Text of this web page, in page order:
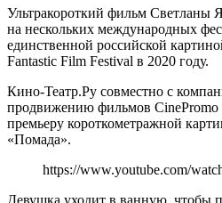
Ультракороткий фильм Светланы
на нескольких международных
единственной российской
Fantastic Film Festival в 2020 году.
Кино-Театр.Ру совместно с
продвижению фильмов CinePromo
премьеру короткометражной
«Помада».
https://www.youtube.com/
Девушка уходит в ванную, чтобы